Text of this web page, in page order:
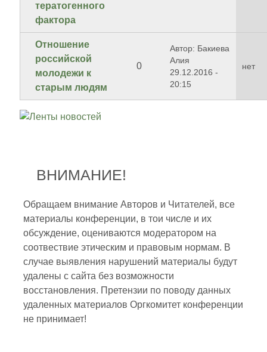
тератогенного
фактора
Отношение
российской
молодежи к
старым людям
0
Автор: Бакиева
Алия
29.12.2016 -
20:15
нет
ВНИМАНИЕ!
Обращаем внимание Авторов и Читателей, все
материалы конференции, в тои числе и их
обсуждение, оцениваются модератором на
соотвествие этическим и правовым нормам. В
случае выявления нарушений материалы будут
удалены с сайта без возможности
восстановления. Претензии по поводу данных
удаленных материалов Оргкомитет конференции
не принимает!